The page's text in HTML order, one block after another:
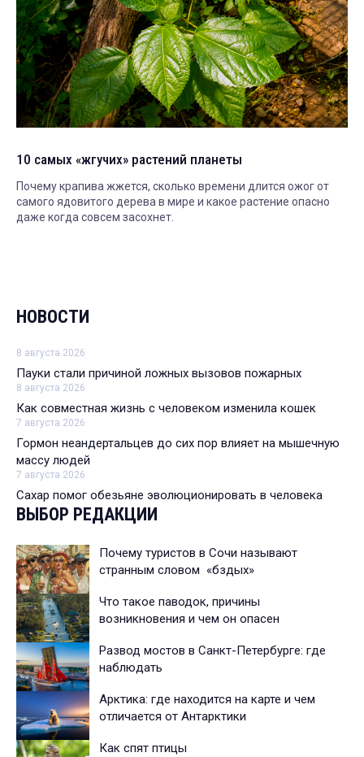
10 самых «жгучих» растений планеты
Почему крапива жжется, сколько времени длится ожог от
самого ядовитого дерева в мире и какое растение опасно
даже когда совсем засохнет.
НОВОСТИ
8 августа 2026
Пауки стали причиной ложных вызовов пожарных
8 августа 2026
Как совместная жизнь с человеком изменила кошек
7 августа 2026
Гормон неандертальцев до сих пор влияет на мышечную
массу людей
7 августа 2026
Сахар помог обезьяне эволюционировать в человека
ВЫБОР РЕДАКЦИИ
Почему туристов в Сочи называют
странным словом «бздых»
Что такое паводок, причины
возникновения и чем он опасен
Развод мостов в Санкт-Петербурге: где
наблюдать
Арктика: где находится на карте и чем
отличается от Антарктики
Как спят птицы